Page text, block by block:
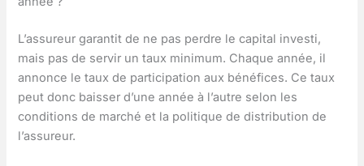
L’assureur garantit de ne pas perdre le capital investi,
mais pas de servir un taux minimum. Chaque année, il
annonce le taux de participation aux bénéfices. Ce taux
peut donc baisser d’une année à l’autre selon les
conditions de marché et la politique de distribution de
l’assureur.